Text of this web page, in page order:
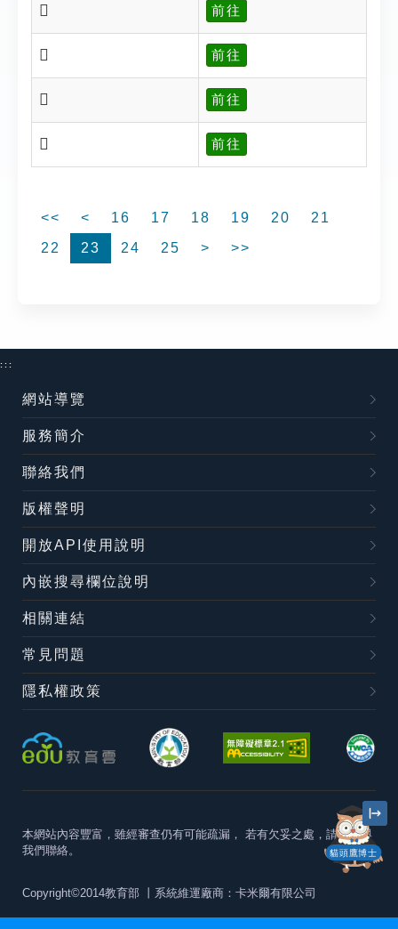
𣤥 前往
𣤥 前往
𣤩 前往
𣤬 前往
<< < 16 17 18 19 20
21
22
23 24 25 > >>
貓頭鷹博士
:::
網站導覽
服務簡介
聯絡我們
版權聲明
開放API使用說明
內嵌搜尋欄位說明
相關連結
常見問題
隱私權政策
本網站內容豐富，雖經審查仍有可能疏漏， 若有欠妥之處，請隨時與
我們聯絡。
Copyright©2014教育部 丨系統維運廠商：卡米爾有限公司